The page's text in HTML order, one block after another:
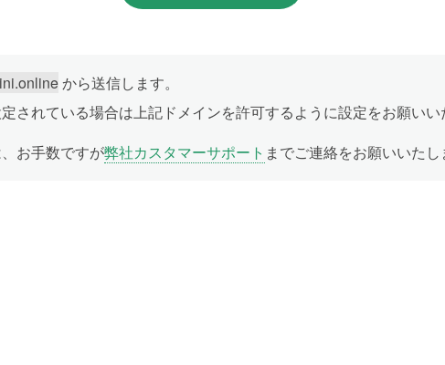
から送信します。
されている場合は上記ドメインを許可するように設定をお願いい
お手数ですが弊社カスタマーサポート までご連絡をお願いいたし